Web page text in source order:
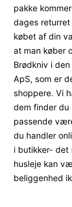
pakke
dages
købet af din
at man køber
Brødkniv i
ApS, som er
shoppere. Vi
dem finder du
passende
du handler
i butikker- det
husleje kan
beliggenhed